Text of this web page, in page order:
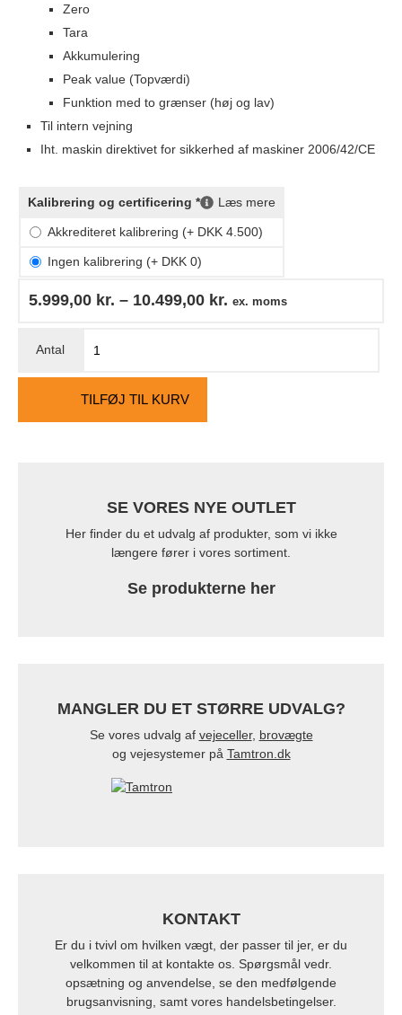
Zero
Tara
Akkumulering
Peak value (Topværdi)
Funktion med to grænser (høj og lav)
Til intern vejning
Iht. maskin direktivet for sikkerhed af maskiner 2006/42/CE
Kalibrering og certificering * Læs mere
Akkrediteret kalibrering (+ DKK 4.500)
Ingen kalibrering (+ DKK 0)
5.999,00 kr. – 10.499,00 kr. ex. moms
TILFØJ TIL KURV
SE VORES NYE OUTLET
Her finder du et udvalg af produkter, som vi ikke
længere fører i vores sortiment.
Se produkterne her
MANGLER DU ET STØRRE UDVALG?
Se vores udvalg af vejeceller, brovægte
og vejesystemer på Tamtron.dk
KONTAKT
Er du i tvivl om hvilken vægt, der passer til jer, er du
velkommen til at kontakte os. Spørgsmål vedr.
opsætning og anvendelse, se den medfølgende
brugsanvisning, samt vores handelsbetingelser.